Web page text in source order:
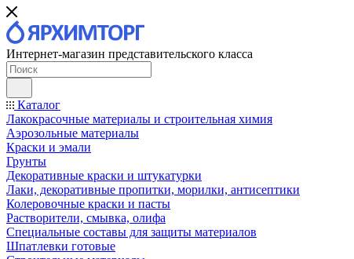
Интернет-магазин представительского класса
Каталог
Лакокрасочные материалы и строительная химия
Аэрозольные материалы
Краски и эмали
Грунты
Декоративные краски и штукатурки
Лаки, декоративные пропитки, морилки, антисептики
Колеровочные краски и пасты
Растворители, смывка, олифа
Специальные составы для защиты материалов
Шпатлевки готовые